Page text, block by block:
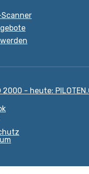
Scanner
2000 - heute: